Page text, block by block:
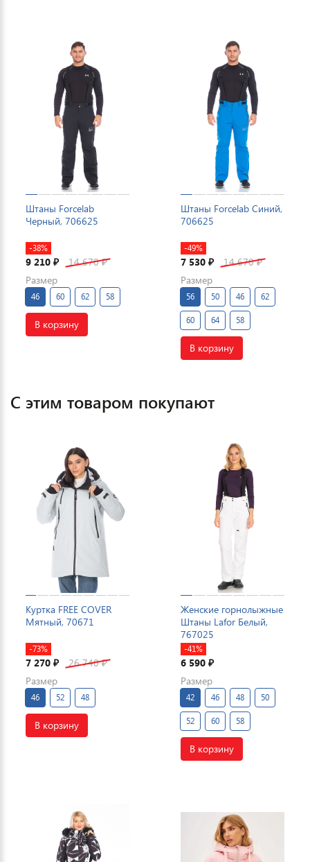
Штаны Forcelab
Черный, 706625
-38%
9 210 ₽ 14 670₽
Размер
46 60 62 58
В корзину
Штаны Forcelab Синий,
706625
-49%
7 530 ₽ 14 670₽
Размер
56 50 46 62
60 64 58
В корзину
С этим товаром покупают
Куртка FREE COVER
Мятный, 70671
-73%
7 270 ₽ 26 740₽
Размер
46 52 48
В корзину
Женские горнолыжные
Штаны Lafor Белый,
767025
-41%
6 590 ₽
Размер
42 46 48 50
52 60 58
В корзину